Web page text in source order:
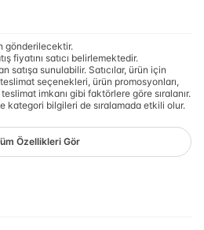
gönderilecektir.
fiyatını satıcı belirlemektedir.
satışa sunulabilir. Satıcılar, ürün için
seçenekleri, ürün promosyonları,
imkanı gibi faktörlere göre sıralanır.
kategori bilgileri de sıralamada etkili olur.
Özellikleri Gör